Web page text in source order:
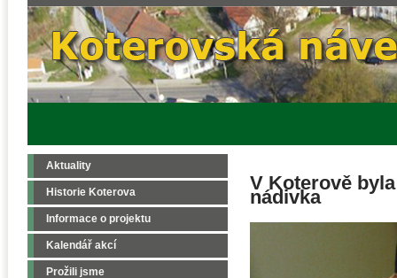
Aktuality
Historie Koterova
Informace o projektu
Kalendář akcí
Prožili jsme
V Koterově
nádivka